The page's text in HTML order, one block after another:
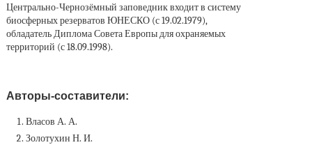
Центрально-Чернозёмный заповедник входит в систему
биосферных резерватов ЮНЕСКО (с 19.02.1979),
обладатель Диплома Совета Европы для охраняемых
территорий (с 18.09.1998).
Авторы-составители:
Власов А. А.
Золотухин Н. И.